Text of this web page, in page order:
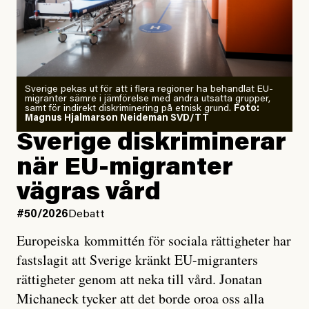
Årets El Niño kan bli den
starkaste som uppmätts
Zeke Hausfather är chockad igen efter att ha
analyserat hur de olika klimatmodellerna bedömer
läget för hur den begynnande El Niño-händelsen ska
utveckla sig. El Niño är ett återkommande
väderfenomen som uppstår när havsvattnet i delar av
Stilla havet blir ovanligt varmt. Det påverkar vädret
över stora delar av världen och under
forskare allt oftare varnat för att den här El Niñon
Det verkar vara en underdrift, menar nu Zeke
Hausfather.
Sverige pekas ut för att i flera regioner ha behandlat EU-
migranter sämre i jämförelse med andra utsatta grupper,
samt för indirekt diskriminering på etnisk grund. Foto:
Magnus Hjalmarson Neideman SVD/TT
Sverige diskriminerar
när EU-migranter
vägras vård
#50/2026 Debatt
Europeiska kommittén för sociala rättigheter har
fastslagit att Sverige kränkt EU-migranters
rättigheter genom att neka till vård. Jonatan
Michaneck tycker att det borde oroa oss alla